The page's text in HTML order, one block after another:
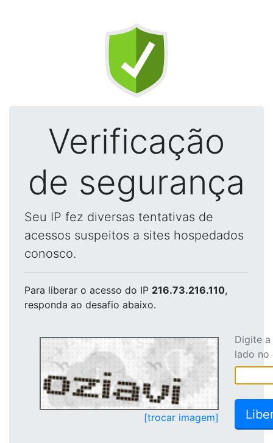
Verificação
de segurança
Seu IP fez diversas tentativas de
acessos suspeitos a sites hospedados
conosco.
Para liberar o acesso do IP 216.73.216.110,
responda ao desafio abaixo.
[trocar imagem]
Digite
lado no